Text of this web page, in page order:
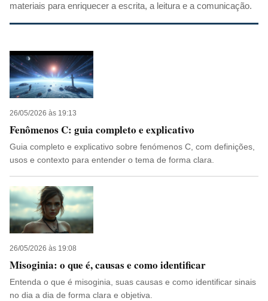
materiais para enriquecer a escrita, a leitura e a comunicação.
26/05/2026 às 19:13
Fenômenos C: guia completo e explicativo
Guia completo e explicativo sobre fenómenos C, com definições,
usos e contexto para entender o tema de forma clara.
26/05/2026 às 19:08
Misoginia: o que é, causas e como identificar
Entenda o que é misoginia, suas causas e como identificar sinais
no dia a dia de forma clara e objetiva.